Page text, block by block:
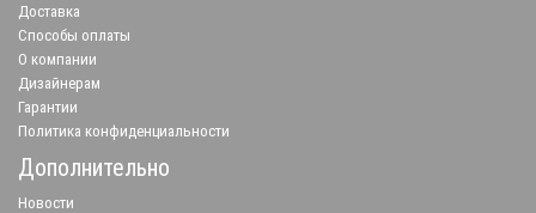
Доставка
Способы оплаты
О компании
Дизайнерам
Гарантии
Политика конфиденциальности
Дополнительно
Новости